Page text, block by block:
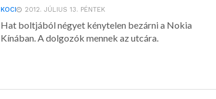
KOCI 2012. JÚLIUS 13. PÉNTEK
Hat boltjából négyet kénytelen bezárni a Nokia
Kínában. A dolgozók mennek az utcára.